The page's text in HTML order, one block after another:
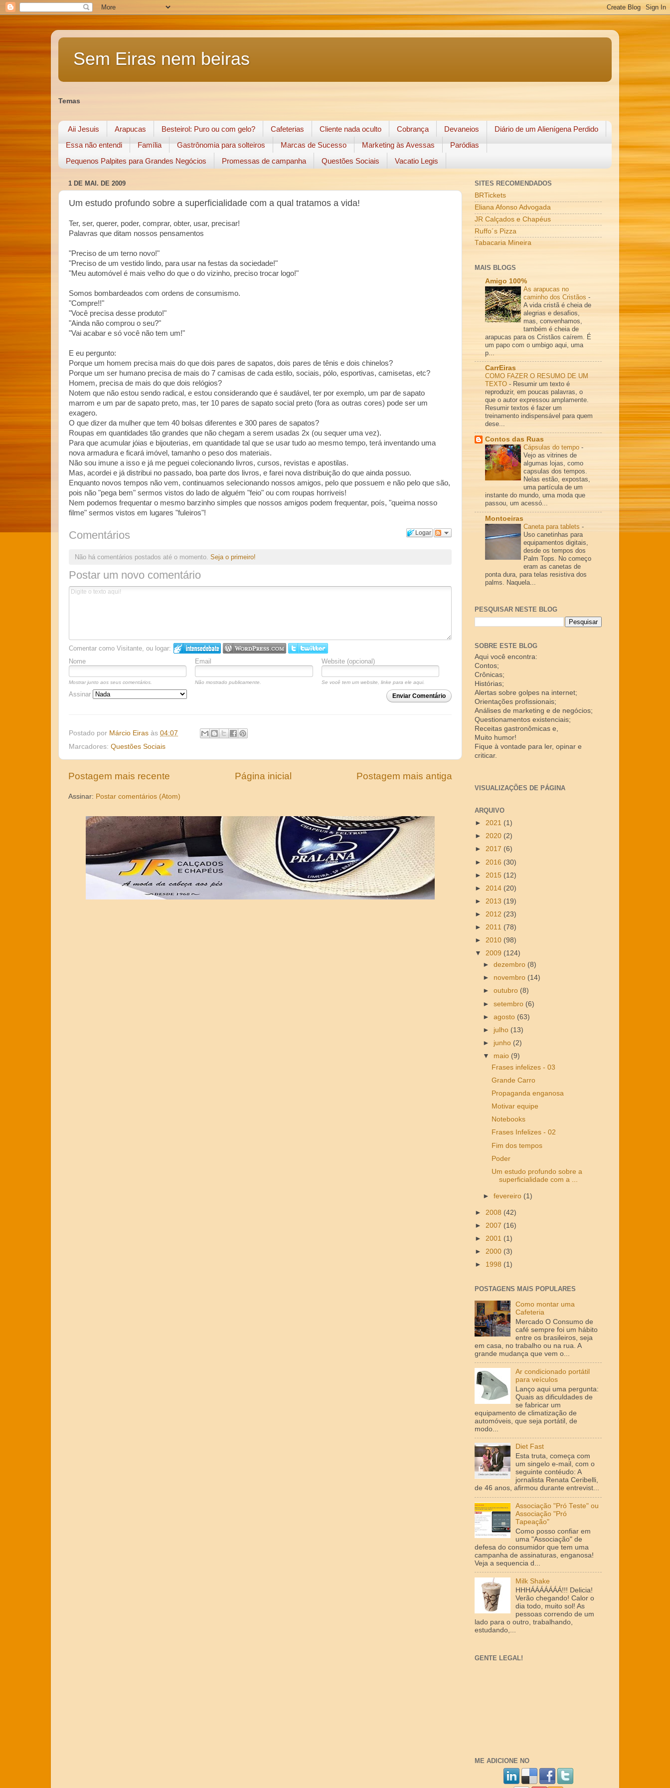
Sem Eiras nem beiras
Temas
Aii Jesuis Arapucas Besteirol: Puro ou com gelo? Cafeterias Cliente nada oculto Cobrança Devaneios
Diário de um Alienígena Perdido
Essa não entendi
Família Gastrônomia para solteiros Marcas de Sucesso Marketing às Avessas
Paródias
Pequenos Palpites para Grandes Negócios
Promessas de campanha Questões Sociais Vacatio Legis
1 DE MAI. DE 2009
Um estudo profundo sobre a superficialidade com a qual tratamos a vida!
Ter, ser, querer, poder, comprar, obter, usar, precisar!
Palavras que ditam nossos pensamentos
"Preciso de um terno novo!"
"Preciso de um vestido lindo, para usar na festas da sociedade!"
"Meu automóvel é mais velho do que o do vizinho, preciso trocar logo!"
Somos bombardeados com ordens de consumismo.
"Compre!!"
"Você precisa desse produto!"
"Ainda não comprou o seu?"
"Vai acabar e só você não tem um!"
E eu pergunto:
Porque um homem precisa mais do que dois pares de sapatos, dois pares de tênis e dois chinelos?
Porque um ser humano precisa de mais do 7 camisas de cada estilo, sociais, pólo, esportivas, camisetas, etc?
Homem, precisa de mais do que dois relógios?
Notem que não estou sendo radical, e estou considerando que é saudável, ter por exemplo, um par de sapato
marrom e um par de sapato preto, mas, ter 10 pares de sapato social preto (fora as outras cores) pode ser um
exagero.
O que dizer da mulher que tem 40 bolsas diferentes e 300 pares de sapatos?
Roupas em quantidades tão grandes que não chegam a serem usadas 2x (ou sequer uma vez).
Para que acumular jóias e bijouterias, em quantidade tal que se usar tudo ao mesmo tempo, terá inventando uma
nova armadura e ficará imóvel, tamanho o peso dos materiais.
Não sou imune a isso e já me peguei colecionando livros, cursos, revistas e apostilas.
Mas, acordei e já distribui no passado, boa parte dos livros, e farei nova distribuição do que ainda possuo.
Enquanto novos tempos não vem, continuamos selecionando nossos amigos, pelo que possuem e não pelo que são,
pois não "pega bem" sermos vistos do lado de alguém "feio" ou com roupas horriveis!
Nem podemos frequentar o mesmo barzinho simples que nossos amigos podem frequentar, poís, "queima nosso
filme" sermos vistos em lugares "fuleiros"!
Logar
Comentários
Não há comentários postados até o momento. Seja o primeiro!
Postar um novo comentário
Comentar como Visitante, ou logar:
Nome
Email Website (opcional)
Mostrar junto aos seus comentários. Não mostrado publicamente. Se você tem um website, linke para ele aqui.
Enviar Comentário
Assinar
Postado por Márcio Eiras às 04:07
Marcadores: Questões Sociais
Postagem mais recente Postagem mais antiga
Página inicial
Assinar: Postar comentários (Atom)
SITES RECOMENDADOS
BRTickets
Eliana Afonso Advogada
JR Calçados e Chapéus
Ruffo´s Pizza
Tabacaria Mineira
MAIS BLOGS
Amigo 100%
As arapucas no
caminho dos Cristãos -
A vida cristã é cheia de
alegrias e desafios,
mas, convenhamos,
também é cheia de
arapucas para os Cristãos caírem. É
um papo com o umbigo aqui, uma
p...
CarrEiras
COMO FAZER O RESUMO DE UM
TEXTO - Resumir um texto é
reproduzir, em poucas palavras, o
que o autor expressou amplamente.
Resumir textos é fazer um
treinamento indispensável para quem
dese...
Contos das Ruas
Cápsulas do tempo -
Vejo as vitrines de
algumas lojas, como
capsulas dos tempos.
Nelas estão, expostas,
uma partícula de um
instante do mundo, uma moda que
passou, um acessó...
Montoeiras
Caneta para tablets -
Uso canetinhas para
equipamentos digitais,
desde os tempos dos
Palm Tops. No começo
eram as canetas de
ponta dura, para telas resistiva dos
palms. Naquela...
PESQUISAR NESTE BLOG
SOBRE ESTE BLOG
Aqui você encontra:
Contos;
Crônicas;
Histórias;
Alertas sobre golpes na internet;
Orientações profissionais;
Análises de marketing e de negócios;
Questionamentos existenciais;
Receitas gastronômicas e,
Muito humor!
Fique à vontade para ler, opinar e
criticar.
VISUALIZAÇÕES DE PÁGINA
ARQUIVO
► 2021 (1)
► 2020 (2)
► 2017 (6)
► 2016 (30)
► 2015 (12)
► 2014 (20)
► 2013 (19)
► 2012 (23)
► 2011 (78)
► 2010 (98)
▼ 2009 (124)
►dezembro (8)
► novembro (14)
►outubro (8)
►setembro (6)
►agosto (63)
► julho (13)
► junho (2)
▼ maio (9)
Frases infelizes - 03
Grande Carro
Propaganda enganosa
Motivar equipe
Notebooks
Frases Infelizes - 02
Fim dos tempos
Poder
Um estudo profundo sobre a
superficialidade com a ...
►fevereiro (1)
► 2008 (42)
► 2007 (16)
► 2001 (1)
► 2000 (3)
► 1998 (1)
POSTAGENS MAIS POPULARES
Como montar uma
Cafeteria
Mercado O Consumo de
café sempre foi um hábito
entre os brasileiros, seja
em casa, no trabalho ou na rua. A
grande mudança que vem o...
Ar condicionado portátil
para veículos
Lanço aqui uma pergunta:
Quais as dificuldades de
se fabricar um
equipamento de climatização de
automóveis, que seja portátil, de
modo...
Diet Fast
Esta truta, começa com
um singelo e-mail, com o
seguinte contéudo: A
jornalista Renata Ceribelli,
de 46 anos, afirmou durante entrevist...
Associação "Pró Teste" ou
Associação "Pró
Tapeação"
Como posso confiar em
uma "Associação" de
defesa do consumidor que tem uma
campanha de assinaturas, enganosa!
Veja a sequencia d...
Milk Shake
HHHÁÁÁÁÁÁÁ!!! Delicia!
Verão chegando! Calor o
dia todo, muito sol! As
pessoas correndo de um
lado para o outro, trabalhando,
estudando,...
GENTE LEGAL!
ME ADICIONE NO